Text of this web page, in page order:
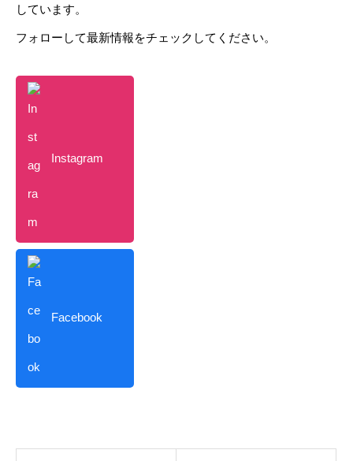
しています。
フォローして最新情報をチェックしてください。
Instagram
Facebook